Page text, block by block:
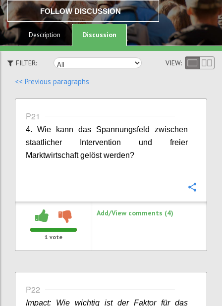
FOLLOW DISCUSSION
Description Discussion
FILTER: VIEW:
<< Previous paragraphs
P21
4. Wie kann das Spannungsfeld zwischen
staatlicher Intervention und freier
Marktwirtschaft gelöst werden?
1 vote
Add/View comments (4)
P22
Impact: Wie wichtig ist der Faktor für das